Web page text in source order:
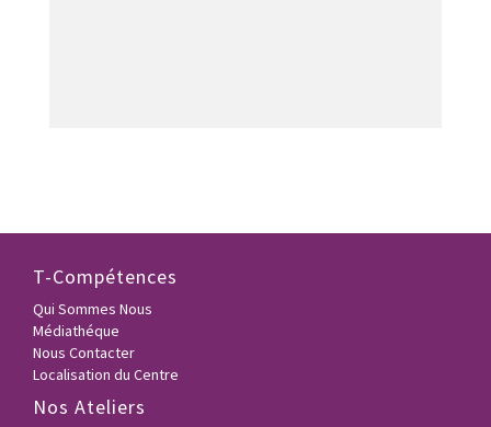
T-Compétences
Qui Sommes Nous
Médiathéque
Nous Contacter
Localisation du Centre
Nos Ateliers